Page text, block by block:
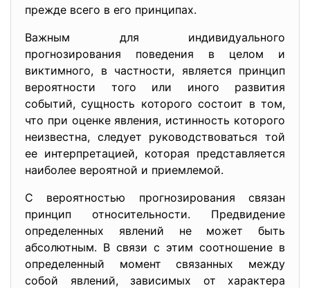
прежде всего в его принципах.
Важным для индивидуального
прогнозирования поведения в целом и
виктимного, в частности, является принцип
вероятности того или иного развития
событий, сущность которого состоит в том,
что при оценке явления, истинность которого
неизвестна, следует руководствоваться той
ее интерпретацией, которая представляется
наиболее вероятной и приемлемой.
С вероятностью прогнозирования связан
принцип относительности. Предвидение
определенных явлений не может быть
абсолютным. В связи с этим соотношение в
определенный момент связанных между
собой явлений, зависимых от характера